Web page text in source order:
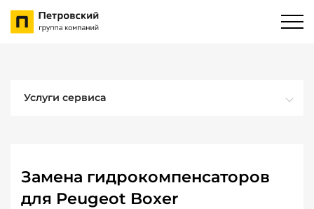
Услуги сервиса
Замена гидрокомпенсаторов
для Peugeot Boxer